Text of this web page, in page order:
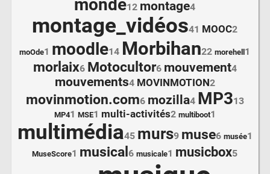
monde12 montage4
montage_vidéos41 MOOC2
moOde1 moodle14 Morbihan22 morehell 1
morlaix6 Motocultor6 mouvement4
mouvements4 MOVINMOTION2
movinmotion.com6 mozilla4 MP313
MP41 MSE1 multi-activités2 multiboot1
multimédia45 murs9 muse6 musée1
MuseScore1 musical6 musicale1 musicbox5